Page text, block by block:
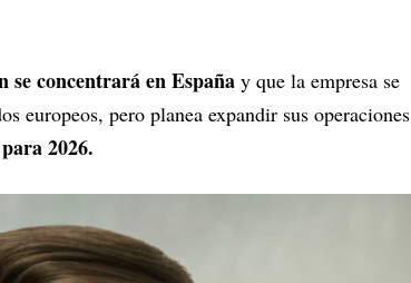
se concentrará en España y que la empresa se
europeos, pero planea expandir sus operaciones
2026.